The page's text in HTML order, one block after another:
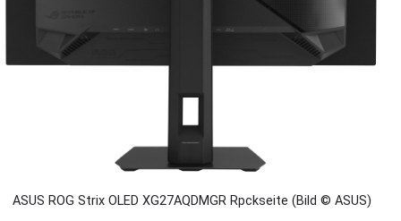
ASUS ROG Strix OLED XG27AQDMGR Rpckseite (Bild © ASUS)